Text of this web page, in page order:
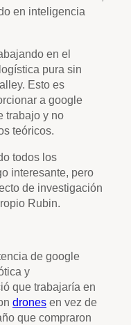
en inteligencia
en el
pura sin
Esto es
a google
trabajo y no
teóricos.
todos los
interesante, pero
de investigación
Rubin.
de google
y
que trabajaría en
drones en vez de
que compraron